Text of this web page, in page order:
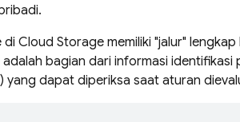
di Cloud Storage memiliki "jalur"
bagian dari informasi
yang dapat diperiksa saat aturan